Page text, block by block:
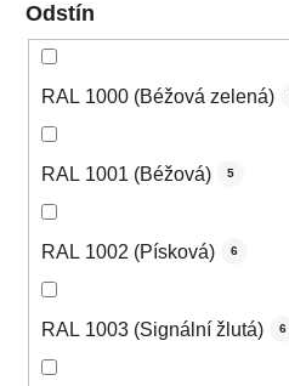
Odstín
RAL 1000 (Béžová zelená)
RAL 1001 (Béžová) 5
RAL 1002 (Písková) 6
RAL 1003 (Signální žlutá) 6